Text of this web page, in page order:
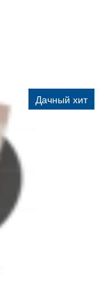
Дачный хит